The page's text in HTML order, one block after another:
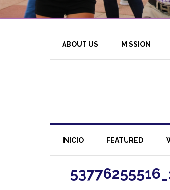
ABOUT US MISSION
INICIO FEATURED